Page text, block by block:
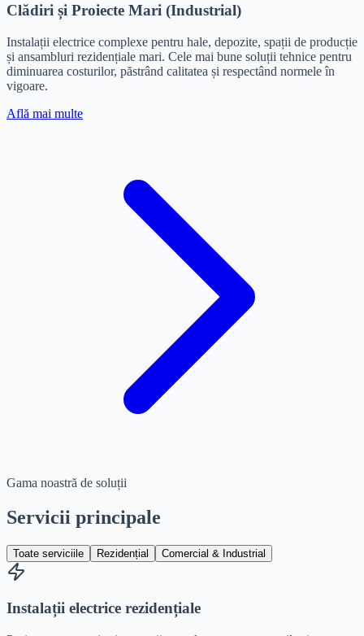
Clădiri și Proiecte Mari (Industrial)
Instalații electrice complexe pentru hale, depozite, spații de producție
și ansambluri rezidențiale mari. Cele mai bune soluții tehnice pentru
diminuarea costurilor, păstrând calitatea și respectând normele în
vigoare.
Află mai multe
Gama noastră de soluții
Servicii principale
Toate serviciile Rezidențial Comercial & Industrial
Instalații electrice rezidențiale